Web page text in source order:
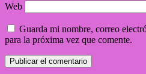
Web
Guarda mi nombre, correo
para la próxima vez que comente.